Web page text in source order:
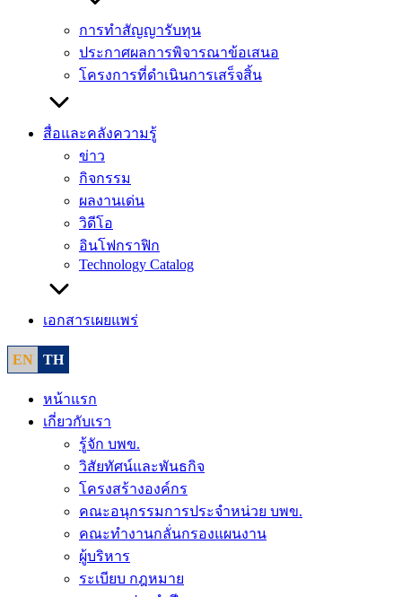
การทำสัญญารับทุน
ประกาศผลการพิจารณาข้อเสนอ
โครงการที่ดำเนินการเสร็จสิ้น
สื่อและคลังความรู้
ข่าว
กิจกรรม
ผลงานเด่น
วิดีโอ
อินโฟกราฟิก
Technology Catalog
เอกสารเผยแพร่
EN TH
หน้าแรก
เกี่ยวกับเรา
รู้จัก บพข.
วิสัยทัศน์และพันธกิจ
โครงสร้างองค์กร
คณะอนุกรรมการประจำหน่วย บพข.
คณะทำงานกลั่นกรองแผนงาน
ผู้บริหาร
ระเบียบ กฎหมาย